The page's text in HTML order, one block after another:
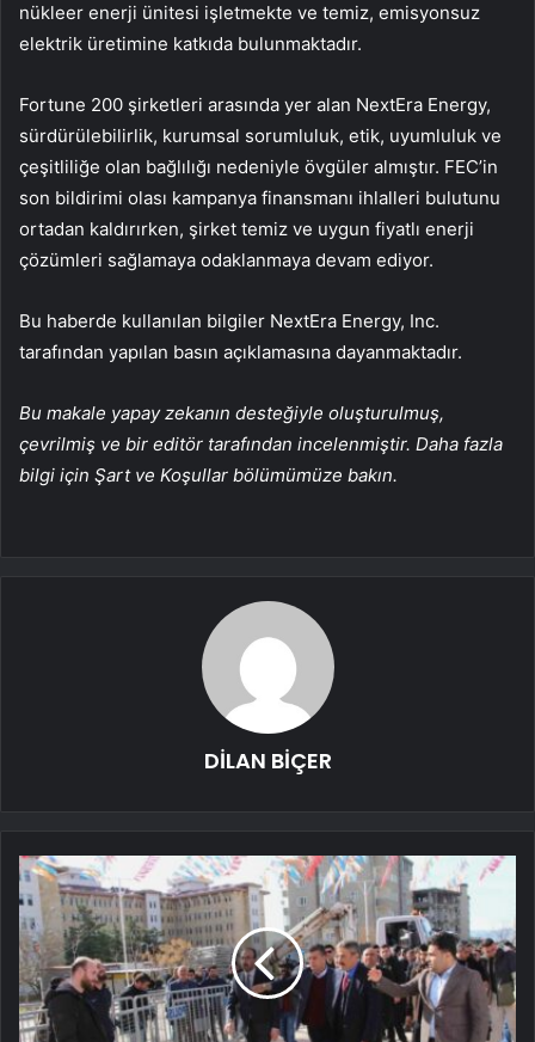
nükleer enerji ünitesi işletmekte ve temiz, emisyonsuz
elektrik üretimine katkıda bulunmaktadır.
Fortune 200 şirketleri arasında yer alan NextEra Energy,
sürdürülebilirlik, kurumsal sorumluluk, etik, uyumluluk ve
çeşitliliğe olan bağlılığı nedeniyle övgüler almıştır. FEC’in
son bildirimi olası kampanya finansmanı ihlalleri bulutunu
ortadan kaldırırken, şirket temiz ve uygun fiyatlı enerji
çözümleri sağlamaya odaklanmaya devam ediyor.
Bu haberde kullanılan bilgiler NextEra Energy, Inc.
tarafından yapılan basın açıklamasına dayanmaktadır.
Bu makale yapay zekanın desteğiyle oluşturulmuş,
çevrilmiş ve bir editör tarafından incelenmiştir. Daha fazla
bilgi için Şart ve Koşullar bölümümüze bakın.
DİLAN BİÇER